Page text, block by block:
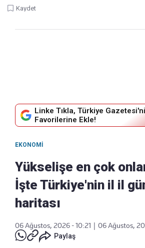
Kaydet
Linke Tıkla, Türkiye
Favorilerine Ekle!
EKONOMI
Yükselişe en çok
İşte Türkiye'nin il il
haritası
06 Ağustos, 2026 - 10:21
06 Ağustos,
Paylaş